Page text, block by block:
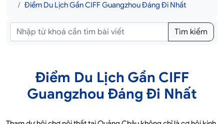
Điểm Du Lịch Gần CIFF Guangzhou Đáng Đi Nhất
Tìm kiếm
Điểm Du Lịch Gần CIFF
Guangzhou Đáng Đi Nhất